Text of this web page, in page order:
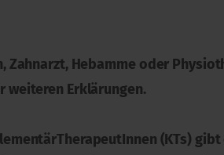
Zahnarzt, Hebamme oder
weiteren Erklärungen.
(KTs)